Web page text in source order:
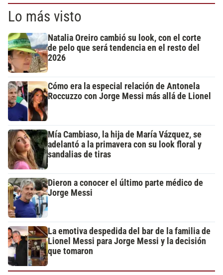
Lo más visto
Natalia Oreiro cambió su look, con el corte
de pelo que será tendencia en el resto del
2026
Cómo era la especial relación de Antonela
Roccuzzo con Jorge Messi más allá de Lionel
Mía Cambiaso, la hija de María Vázquez, se
adelantó a la primavera con su look floral y
sandalias de tiras
Dieron a conocer el último parte médico de
Jorge Messi
La emotiva despedida del bar de la familia de
Lionel Messi para Jorge Messi y la decisión
que tomaron